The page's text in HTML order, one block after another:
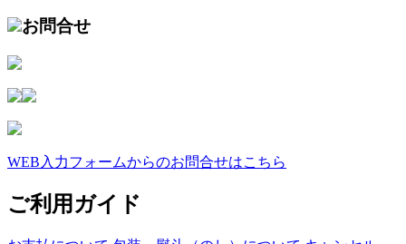
お問合せ
WEB入力フォームからのお問合せはこちら
ご利用ガイド